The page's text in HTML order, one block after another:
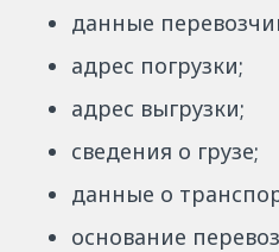
данные
адрес погрузки;
адрес выгрузки;
сведения о грузе;
данные о
основание